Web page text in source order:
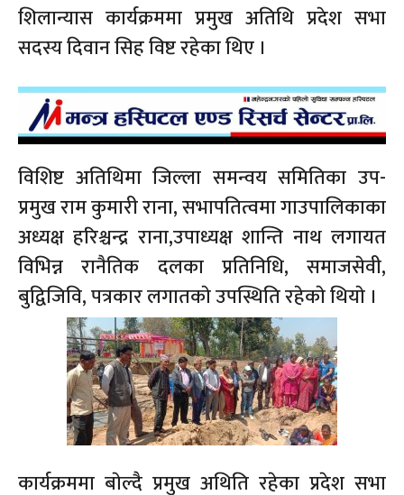
शिलान्यास कार्यक्रममा प्रमुख अतिथि प्रदेश सभा
सदस्य दिवान सिह विष्ट रहेका थिए ।
विशिष्ट अतिथिमा जिल्ला समन्वय समितिका उप-
प्रमुख राम कुमारी राना, सभापतित्वमा गाउपालिकाका
अध्यक्ष हरिश्चन्द्र राना,उपाध्यक्ष शान्ति नाथ लगायत
विभिन्न रानैतिक दलका प्रतिनिधि, समाजसेवी,
बुद्विजिवि, पत्रकार लगातकाे उपस्थिति रहेकाे थियाे ।
कार्यक्रममा बाेल्दै प्रमुख अथिति रहेका प्रदेश सभा